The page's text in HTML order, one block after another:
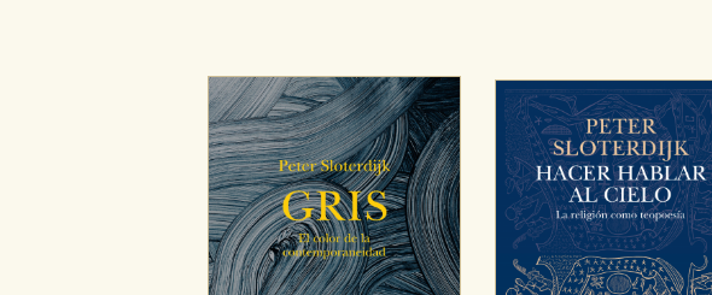
Estas cookies se utilizan para mejorar su
configuraciones de servicios para que no tenga
tanto, es anónima.
Cookies de publicidad y redes sociales
Estas cookies son gestionadas por nuestros socios
otros sitios. No almacenan directamente
dispositivo de internet.